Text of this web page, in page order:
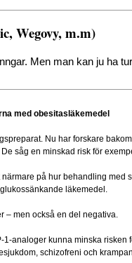
Wegovy, m.m)
Men man kan ju ha
med obesitasläkemedel
Nu har forskare
såg en minskad risk för
på hur behandling
läkemedel.
– men också en del negativa.
analoger kunna minska
schizofreni och